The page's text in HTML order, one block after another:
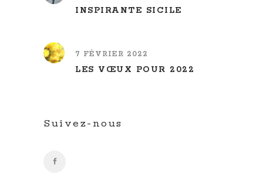
INSPIRANTE SICILE
7 FÉVRIER 2022
LES VŒUX POUR 2022
Suivez-nous